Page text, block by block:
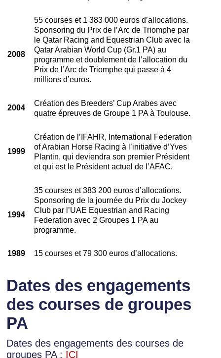
2008
55 courses et 1 383 000 euros d’allocations.
Sponsoring du Prix de l’Arc de Triomphe par
le Qatar Racing and Equestrian Club avec la
Qatar Arabian World Cup (Gr.1 PA) au
programme et doublement de l’allocation du
Prix de l’Arc de Triomphe qui passe à 4
millions d’euros.
2004
Création des Breeders’ Cup Arabes avec
quatre épreuves de Groupe 1 PA à Toulouse.
1999
Création de l’IFAHR, International Federation
of Arabian Horse Racing à l’initiative d’Yves
Plantin, qui deviendra son premier Président
et qui est le Président actuel de l’AFAC.
1994
35 courses et 383 200 euros d’allocations.
Sponsoring de la journée du Prix du Jockey
Club par l’UAE Equestrian and Racing
Federation avec 2 Groupes 1 PA au
programme.
1989 15 courses et 79 300 euros d’allocations.
Dates des engagements
des courses de groupes
PA
Dates des engagements des courses de
groupes PA : ICI